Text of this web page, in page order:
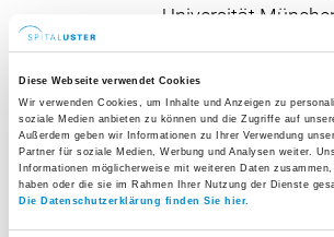
Diese Webseite verwendet Cookies
Wir verwenden Cookies, um Inhalte und Anzeigen zu
soziale Medien anbieten zu können und die Zugriffe auf
Außerdem geben wir Informationen zu Ihrer Verwendung
Partner für soziale Medien, Werbung und Analysen weiter.
Informationen möglicherweise mit weiteren Daten
haben oder die sie im Rahmen Ihrer Nutzung der Dienste
Die Datenschutzerklärung finden Sie hier.
Universität
(Orthopädische
Durchleuchtung und
2014 - 2015
Oberarzt, Klinikum
München